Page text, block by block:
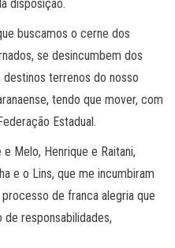
disposição.
buscamos o cerne dos
se desincumbem dos
terrenos do nosso
tendo que mover, com
Estadual.
Melo, Henrique e Raitani,
e o Lins, que me incumbiram
de franca alegria que
responsabilidades,